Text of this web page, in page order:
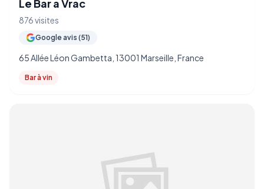
Le Bar a Vrac
876 visites
Google avis (51)
65 Allée Léon Gambetta, 13001 Marseille, France
Bar à vin